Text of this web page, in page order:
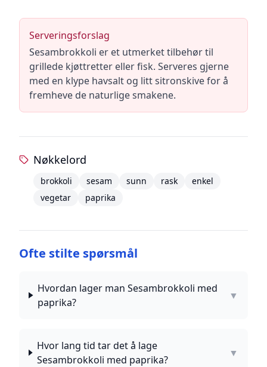
Serveringsforslag
Sesambrokkoli er et utmerket tilbehør til
grillede kjøttretter eller fisk. Serveres gjerne
med en klype havsalt og litt sitronskive for å
fremheve de naturlige smakene.
Nøkkelord
brokkoli sesam sunn rask
enkel
vegetar
paprika
Ofte stilte spørsmål
Hvordan lager man Sesambrokkoli med
paprika?
▼
Hvor lang tid tar det å lage
Sesambrokkoli med paprika?
▼